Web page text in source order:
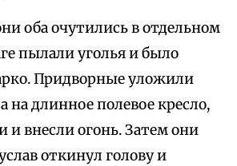
оба очутились в отдельном
пылали уголья и было
Придворные уложили
на длинное полевое кресло,
внесли огонь. Затем они
откинул голову и